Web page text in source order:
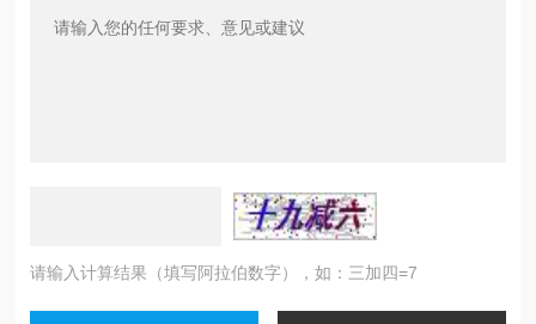
请输入计算结果（填写阿拉伯数字），如：三加四=7